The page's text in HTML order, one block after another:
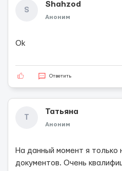
S
Shahzod
Аноним
Ok
Ответить
Т
Татьяна
Аноним
На данный момент я только
документов. Очень